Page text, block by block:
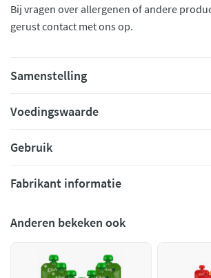
Bij vragen over allergenen of andere
gerust contact met ons op.
Samenstelling
Voedingswaarde
Gebruik
Fabrikant informatie
Anderen bekeken ook